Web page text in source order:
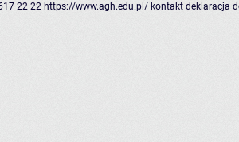
22 22 https://www.agh.edu.pl/ kontakt deklaracja